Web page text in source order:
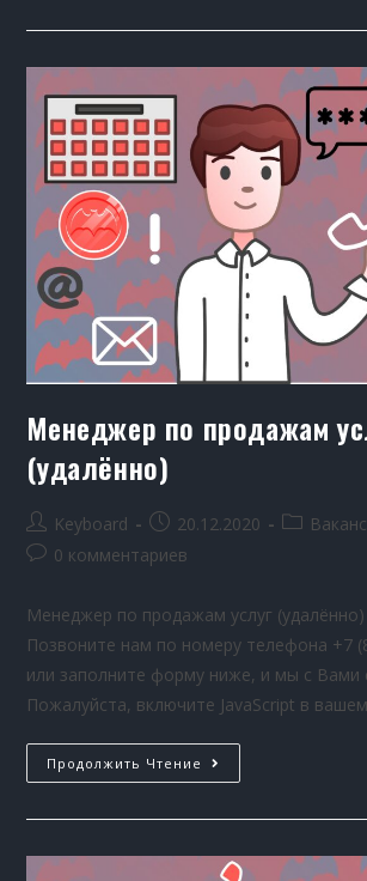
Менеджер по продажам
(удалённо)
Keyboard 20.12.2020
0 комментариев
Менеджер по продажам услуг (удалённо)
Позвоните нам по номеру телефона +7
или заполните форму ниже, и мы с Вами
Пожалуйста, включите JavaScript в
Продолжить Чтение